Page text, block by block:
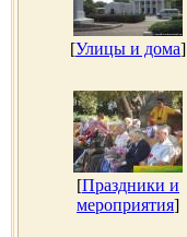
[Улицы и дома]
[Праздники и
мероприятия]